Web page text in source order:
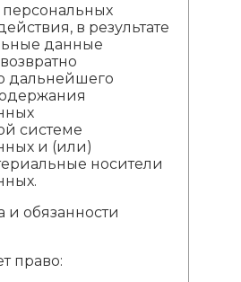
персональных
в результате
данные
дальнейшего
системе
и (или)
носители
обязанности
право: